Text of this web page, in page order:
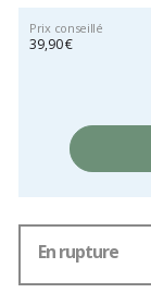
Prix conseillé
39,90 €
unitaire,
En rupture